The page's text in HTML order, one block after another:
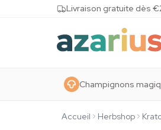
Skip to contentLivraison gratuite dès
Champignons
Accueil Herbshop